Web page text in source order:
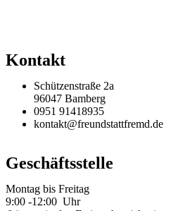
Kontakt
Schützenstraße 2a
96047 Bamberg
0951 91418935
kontakt@freundstattfremd.de
Geschäftsstelle
Montag bis Freitag
9:00 -12:00 Uhr